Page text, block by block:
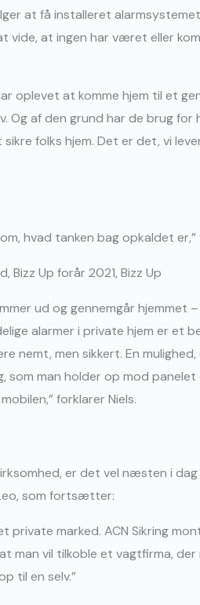
at få installeret
at ingen har været eller
oplevet at komme hjem til et
Og af den grund har de brug
folks hjem. Det er det, vi
hvad tanken bag opkaldet
ud og gennemgår hjemmet
alarmer i private hjem er et
men sikkert. En
som man holder op mod
forklarer Niels.
er det vel næsten i
som fortsætter:
private marked. ACN Sikring
man vil tilkoble et vagtfirma, der
til en selv.”